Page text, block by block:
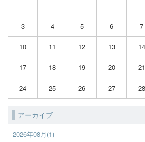
3 4 5 6 7
10 11 12 13 14
17 18 19 20 21
24 25 26 27 28
アーカイブ
2026年08月(1)